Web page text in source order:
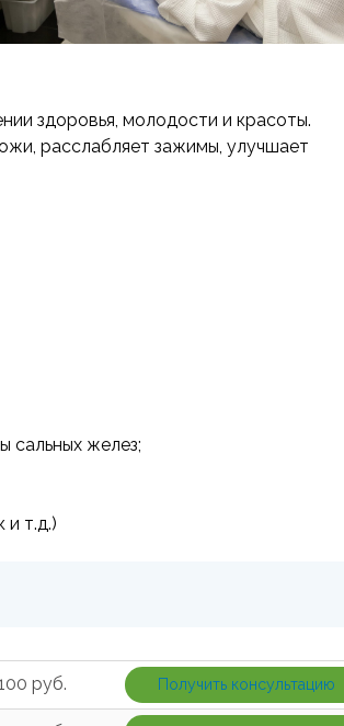
здоровья, молодости и красоты.
расслабляет зажимы, улучшает
сальных желез;
т.д.)
руб. Получить консультацию